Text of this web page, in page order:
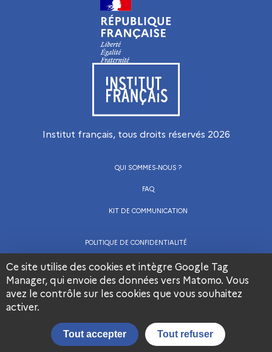
Visiter le site de l’Institut français
Institut français, tous droits réservés 2026
QUI SOMMES-NOUS ?
FAQ
KIT DE COMMUNICATION
POLITIQUE DE CONFIDENTIALITÉ
CGU
MENTIONS LÉGALES
Visiter la page Facebook de l’Institut français
Visiter la page Youtube de l’Institut français
Visiter la page LinkedIn de l’Institut
Nous contacter
Ce site utilise des cookies et intègre Google Tag
Manager, qui envoie des données vers Matomo. Vous
avez le contrôle sur les cookies que vous souhaitez
activer.
Tout accepter Tout refuser